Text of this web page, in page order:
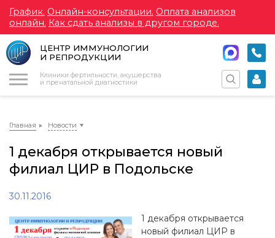
График. Онлайн-консультации. Оплата анализов
онлайн. Как сдать анализы в другом городе.
ЦЕНТР ИММУНОЛОГИИ
И РЕПРОДУКЦИИ
Клиники фертильности, акушерства
и пренатальной диагностики
Главная Новости
1 декабря открывается новый
филиал ЦИР в Подольске
30.11.2016
1 декабря открывается
новый филиал ЦИР в